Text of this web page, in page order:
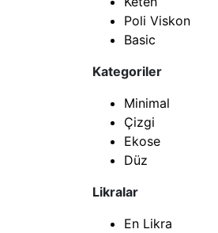
Poli Viskon
Basic
Kategoriler
Minimal
Çizgi
Ekose
Düz
Likralar
En Likra